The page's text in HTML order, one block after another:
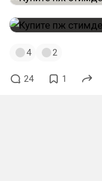
4 2
24 1